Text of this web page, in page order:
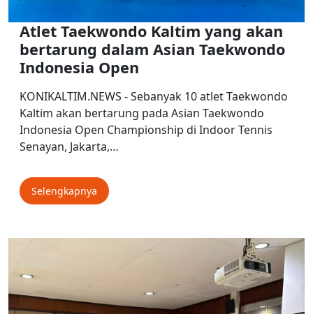
Atlet Taekwondo Kaltim yang akan
bertarung dalam Asian Taekwondo
Indonesia Open
KONIKALTIM.NEWS - Sebanyak 10 atlet Taekwondo
Kaltim akan bertarung pada Asian Taekwondo
Indonesia Open Championship di Indoor Tennis
Senayan, Jakarta,…
Selengkapnya